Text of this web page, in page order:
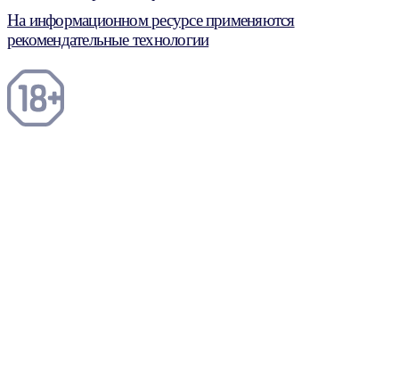
На информационном ресурсе применяются
рекомендательные технологии